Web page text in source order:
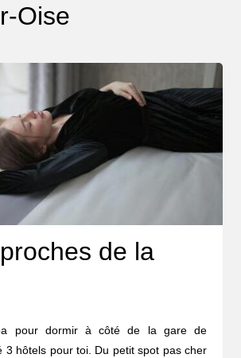
Oise
de la
pour dormir à côté de la gare de
3 hôtels pour toi. Du petit spot pas cher